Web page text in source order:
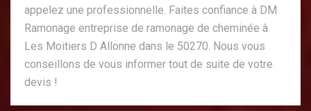
appelez une professionnelle. Faites confiance à DM
Ramonage entreprise de ramonage de cheminée à
Les Moitiers D Allonne dans le 50270. Nous vous
conseillons de vous informer tout de suite de votre
devis !